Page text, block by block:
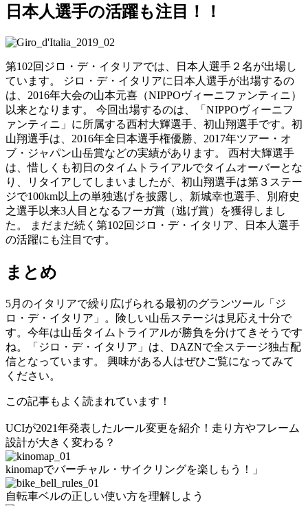
日本人選手の活躍も注目！！
第102回ジロ・デ・イタリアでは、日本人選手２名が出場し
ています。 ジロ・デ・イタリアに日本人選手が出場するの
は、2016年大会の山本元喜（NIPPOヴィーニファンティニ）
以来となります。 今回出場するのは、「NIPPOヴィーニフ
ァンティニ」に所属する西村大輝選手、初山翔選手です。初
山翔選手は、2016年全日本選手権優勝、2017年ツアー・オ
ブ・ジャパン山岳賞などの実績があります。 西村大輝選手
は、惜しくも初日のタイムトライアルでタイムオーバーとな
り、リタイアしてしまいましたが、初山翔選手は第３ステー
ジで100km以上の単独逃げを披露し、新城幸也選手、別府史
之選手以来3人目となるフーガ賞（逃げ賞）を獲得しまし
た。 まだまだ続く第102回ジロ・デ・イタリア、日本人選手
の活躍にも注目です。
まとめ
5月のイタリアで繰り広げられる最初のグランツール「ジ
ロ・デ・イタリア」。険しい山岳ステージは見応え十分で
す。今年は山岳タイムトライアルが勝負を分けてきそうです
ね。「ジロ・デ・イタリア」は、DAZNで全ステージ独占配
信となっています。 興味がある人はぜひご覧になってみて
ください。
この記事もよく読まれています！
UCIが2021年発表したルール変更を紹介！走り方やフレーム
設計が大きく変わる？
kinomapでバーチャル・サイクリングを楽しもう！」
自転車ベルの正しい使い方を理解しよう